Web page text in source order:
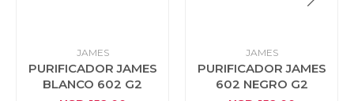
JAMES
PURIFICADOR JAMES
BLANCO 602 G2
JAMES
PURIFICADOR JAMES
602 NEGRO G2